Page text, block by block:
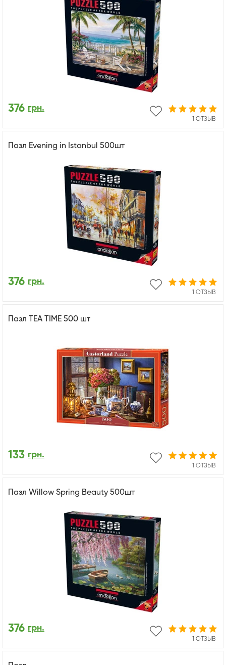
1 ОТЗЫВ
376 грн.
Пазл Evening in Istanbul 500шт
1 ОТЗЫВ
376 грн.
Пазл TEA TIME 500 шт
1 ОТЗЫВ
133 грн.
Пазл Willow Spring Beauty 500шт
1 ОТЗЫВ
376 грн.